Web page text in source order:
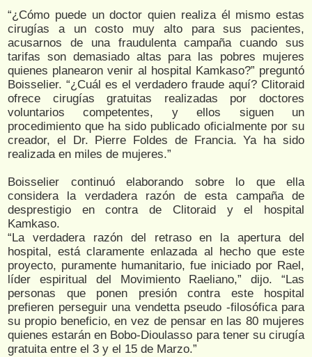
“¿Cómo puede un doctor quien realiza él mismo estas
cirugías a un costo muy alto para sus pacientes,
acusarnos de una fraudulenta campaña cuando sus
tarifas son demasiado altas para las pobres mujeres
quienes planearon venir al hospital Kamkaso?” preguntó
Boisselier. “¿Cuál es el verdadero fraude aquí? Clitoraid
ofrece cirugías gratuitas realizadas por doctores
voluntarios competentes, y ellos siguen un
procedimiento que ha sido publicado oficialmente por su
creador, el Dr. Pierre Foldes de Francia. Ya ha sido
realizada en miles de mujeres.”
Boisselier continuó elaborando sobre lo que ella
considera la verdadera razón de esta campaña de
desprestigio en contra de Clitoraid y el hospital
Kamkaso.
“La verdadera razón del retraso en la apertura del
hospital, está claramente enlazada al hecho que este
proyecto, puramente humanitario, fue iniciado por Rael,
líder espiritual del Movimiento Raeliano,” dijo. “Las
personas que ponen presión contra este hospital
prefieren perseguir una vendetta pseudo -filosófica para
su propio beneficio, en vez de pensar en las 80 mujeres
quienes estarán en Bobo-Dioulasso para tener su cirugía
gratuita entre el 3 y el 15 de Marzo.”